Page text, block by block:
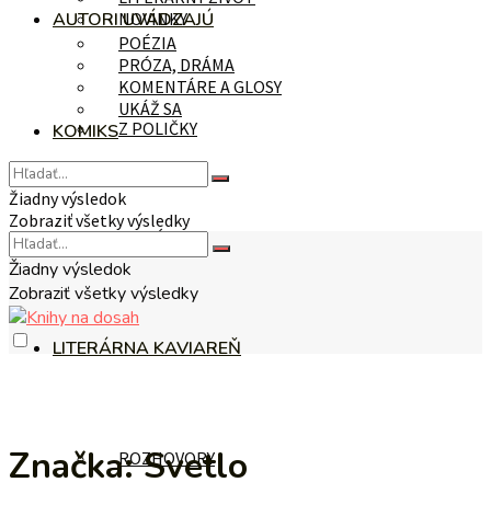
NOVINKY
Z POLIČKY
NA TÉMU
LITERÁRNA KAVIAREŇ
ROZHOVORY
AUTORI UVÁDZAJÚ
POÉZIA
PRÓZA, DRÁMA
KOMENTÁRE A GLOSY
UKÁŽ SA
KOMIKS
Žiadny výsledok
Zobraziť všetky výsledky
Žiadny výsledok
Zobraziť všetky výsledky
Značka:Svetlo